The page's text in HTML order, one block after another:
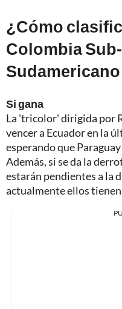
¿Cómo
Colombia
Sudamericano
Si gana
La 'tricolor' dirigida por
vencer a Ecuador en la
esperando que
Además, si se da la
estarán pendientes a la
actualmente ellos